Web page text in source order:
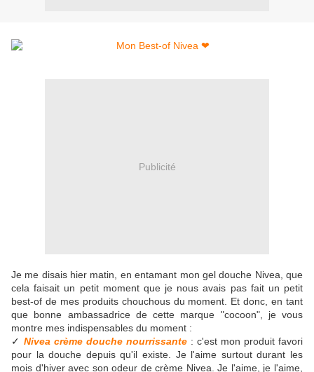
Publicité
Je me disais hier matin, en entamant mon gel douche Nivea, que
cela faisait un petit moment que je nous avais pas fait un petit
best-of de mes produits chouchous du moment. Et donc, en tant
que bonne ambassadrice de cette marque "cocoon", je vous
montre mes indispensables du moment :
✓ Nivea crème douche nourrissante : c'est mon produit favori
pour la douche depuis qu'il existe. Je l'aime surtout durant les
mois d'hiver avec son odeur de crème Nivea. Je l'aime, je l'aime,